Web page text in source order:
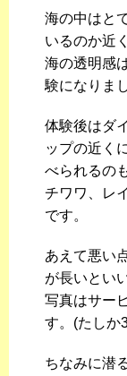
海の中はと
いるのか近
海の透明感
験になりま
体験後はダ
ップの近く
べられるの
チワワ、レ
です。
あえて悪い
が長いとい
写真はサー
す。(たしか
ちなみに潜